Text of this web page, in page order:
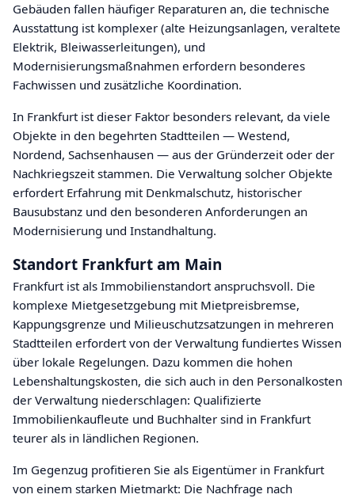
Gebäuden fallen häufiger Reparaturen an, die technische
Ausstattung ist komplexer (alte Heizungsanlagen, veraltete
Elektrik, Bleiwasserleitungen), und
Modernisierungsmaßnahmen erfordern besonderes
Fachwissen und zusätzliche Koordination.
In Frankfurt ist dieser Faktor besonders relevant, da viele
Objekte in den begehrten Stadtteilen — Westend,
Nordend, Sachsenhausen — aus der Gründerzeit oder der
Nachkriegszeit stammen. Die Verwaltung solcher Objekte
erfordert Erfahrung mit Denkmalschutz, historischer
Bausubstanz und den besonderen Anforderungen an
Modernisierung und Instandhaltung.
Standort Frankfurt am Main
Frankfurt ist als Immobilienstandort anspruchsvoll. Die
komplexe Mietgesetzgebung mit Mietpreisbremse,
Kappungsgrenze und Milieuschutzsatzungen in mehreren
Stadtteilen erfordert von der Verwaltung fundiertes Wissen
über lokale Regelungen. Dazu kommen die hohen
Lebenshaltungskosten, die sich auch in den Personalkosten
der Verwaltung niederschlagen: Qualifizierte
Immobilienkaufleute und Buchhalter sind in Frankfurt
teurer als in ländlichen Regionen.
Im Gegenzug profitieren Sie als Eigentümer in Frankfurt
von einem starken Mietmarkt: Die Nachfrage nach